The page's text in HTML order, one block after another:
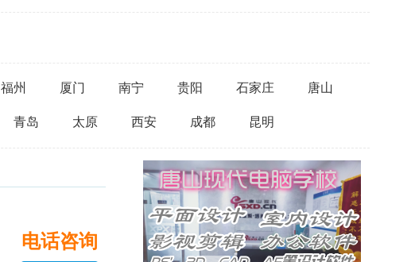
福州 厦门 南宁 贵阳 石家庄 唐山
青岛 太原 西安 成都 昆明
电话咨询